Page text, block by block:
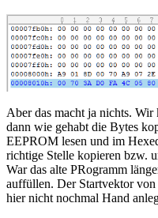
Aber das macht ja nichts.
dann wie gehabt die Bytes
EEPROM lesen und im
richtige Stelle kopieren bzw.
War das alte PRogramm
auffüllen. Der Startvektor
hier nicht nochmal Hand